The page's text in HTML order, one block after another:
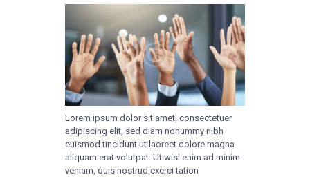
Lorem ipsum dolor sit amet, consectetuer
adipiscing elit, sed diam nonummy nibh
euismod tincidunt ut laoreet dolore magna
aliquam erat volutpat. Ut wisi enim ad minim
veniam, quis nostrud exerci tation